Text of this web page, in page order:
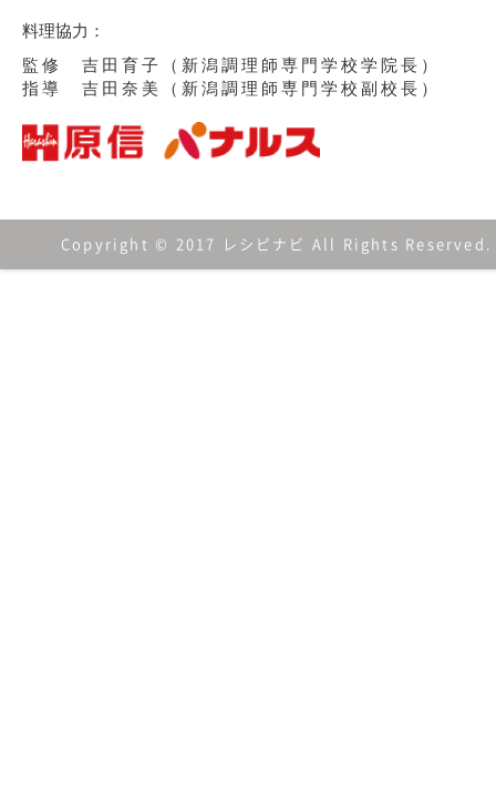
料理協力：
監修 吉田育子（新潟調理師専門学校学院長）
指導 吉田奈美（新潟調理師専門学校副校長）
Copyright © 2017 レシピナビ All Rights Reserved.